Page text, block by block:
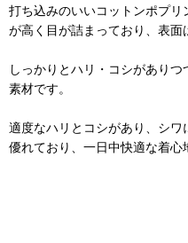
打ち込みのいいコットンポプ
が高く目が詰まっており、表面
しっかりとハリ・コシがあり
素材です。
適度なハリとコシがあり、シ
優れており、一日中快適な着心